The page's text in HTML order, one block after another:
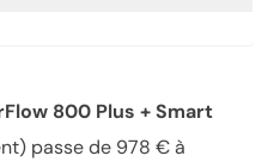
800 Plus + Smart
passe de 978 € à